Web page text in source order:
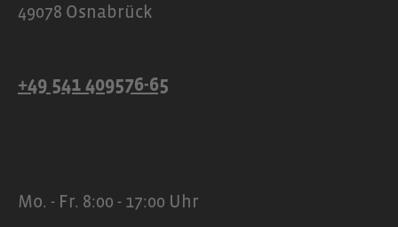
49078 Osnabrück
+49 541 409576-65
Mo. - Fr. 8:00 - 17:00 Uhr